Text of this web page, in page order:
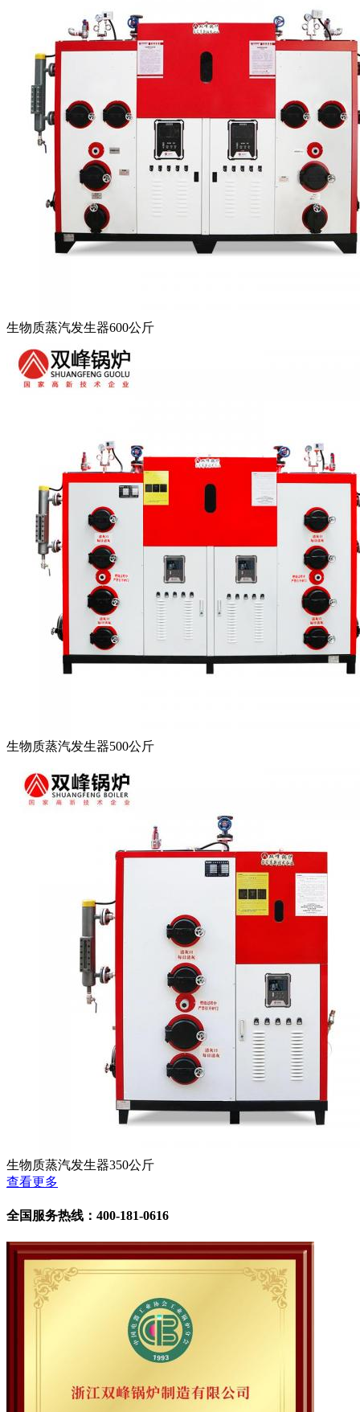
生物质蒸汽发生器600公斤
生物质蒸汽发生器500公斤
生物质蒸汽发生器350公斤
查看更多
全国服务热线：400-181-0616